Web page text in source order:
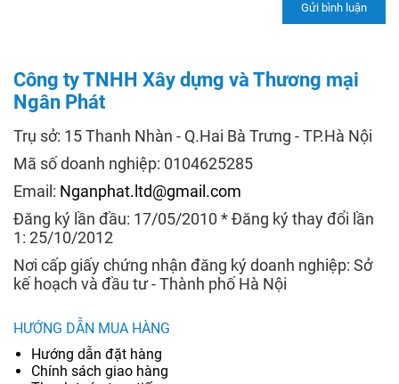
Công ty TNHH Xây dựng và Thương mại
Ngân Phát
Trụ sở: 15 Thanh Nhàn - Q.Hai Bà Trưng - TP.Hà Nội
Mã số doanh nghiệp: 0104625285
Email: Nganphat.ltd@gmail.com
Đăng ký lần đầu: 17/05/2010 * Đăng ký thay đổi lần
1: 25/10/2012
Nơi cấp giấy chứng nhận đăng ký doanh nghiệp: Sở
kế hoạch và đầu tư - Thành phố Hà Nội
HƯỚNG DẪN MUA HÀNG
Hướng dẫn đặt hàng
Chính sách giao hàng